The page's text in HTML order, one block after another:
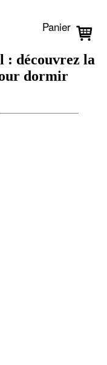
Panier
: découvrez la
dormir